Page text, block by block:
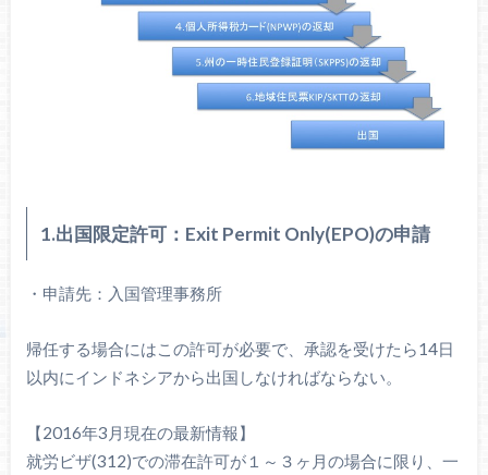
1.出国限定許可：Exit Permit Only(EPO)の申請
・申請先：入国管理事務所
帰任する場合にはこの許可が必要で、承認を受けたら14日
以内にインドネシアから出国しなければならない。
【2016年3月現在の最新情報】
就労ビザ(312)での滞在許可が１～３ヶ月の場合に限り、一